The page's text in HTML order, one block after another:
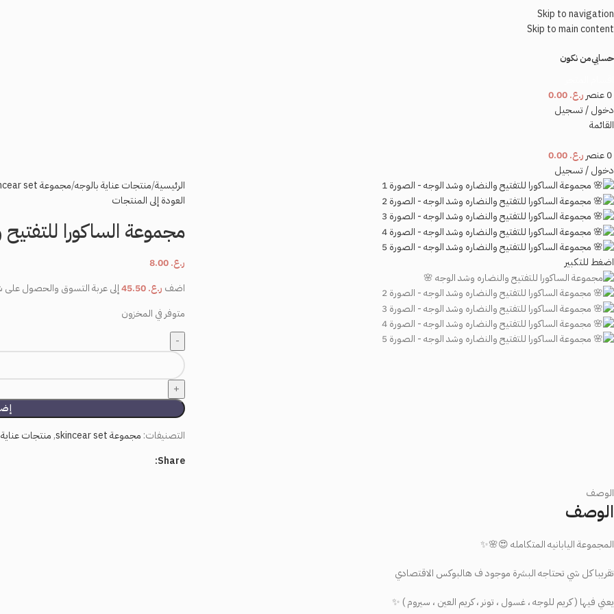
Skip to navigation
Skip to main content
حسابيمن نكون
0عنصر ر.ع.
دخول / تسجيل
القائمة
0عنصر ر.ع.
دخول / تسجيل
اضغط للتكبير
الرئيسية منتجات عناية بالوجه مجموعة skincear set
العودة إلى المنتجات
مجموعة الساكورا
ر.ع.
اضف ر.ع.
إلى عربة التسوق والحصول
متوفر في المخزون
التصنيفات: مجموعة skincear set , منتجات
Share:
الوصف
الوصف
المجموعة اليابانيه المتكامله 😍🌸✨
تقريبا كل شي تحتاجه البشرة موجود ف هالبوكس الاقتصادي
يعني فيها ( كريم للوجه ، غسول ، تونر ، كريم العين ، سيروم ) ✨